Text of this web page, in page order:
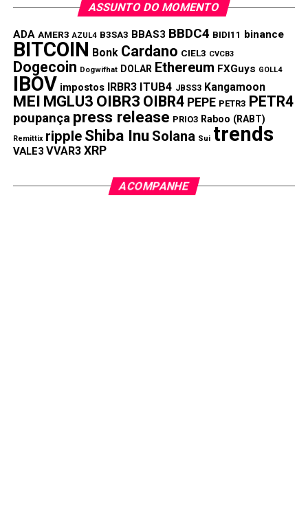
Copy
Link
WhatsApp
Twitter
Facebook
Reddit
Email
TÓPICOS RELACIONADOS:
PRÓXIMA:
Small Caps preferidas pelos analistas para Outubro
NÃO PERCA:
Ibovespa bate nos 100.865 mil pontos com boato de
saída de Guedes
ASSUNTO DO MOMENTO
ADA AMER3 AZUL4 B3SA3 BBAS3 BBDC4 BIDI11 binance
BITCOIN Bonk Cardano CIEL3 CVCB3
Dogecoin Dogwifhat DOLAR Ethereum FXGuys GOLL4
IBOV impostos IRBR3 ITUB4 JBSS3 Kangamoon
MEI MGLU3 OIBR3 OIBR4 PEPE PETR3 PETR4
poupança press release PRIO3 Raboo (RABT)
Remittix ripple Shiba Inu Solana Sui trends
VALE3 VVAR3 XRP
ACOMPANHE